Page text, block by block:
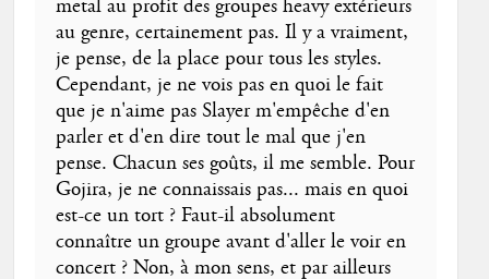
metal au profit des groupes heavy extérieurs
au genre, certainement pas. Il y a vraiment,
je pense, de la place pour tous les styles.
Cependant, je ne vois pas en quoi le fait
que je n'aime pas Slayer m'empêche d'en
parler et d'en dire tout le mal que j'en
pense. Chacun ses goûts, il me semble. Pour
Gojira, je ne connaissais pas... mais en quoi
est-ce un tort ? Faut-il absolument
connaître un groupe avant d'aller le voir en
concert ? Non, à mon sens, et par ailleurs